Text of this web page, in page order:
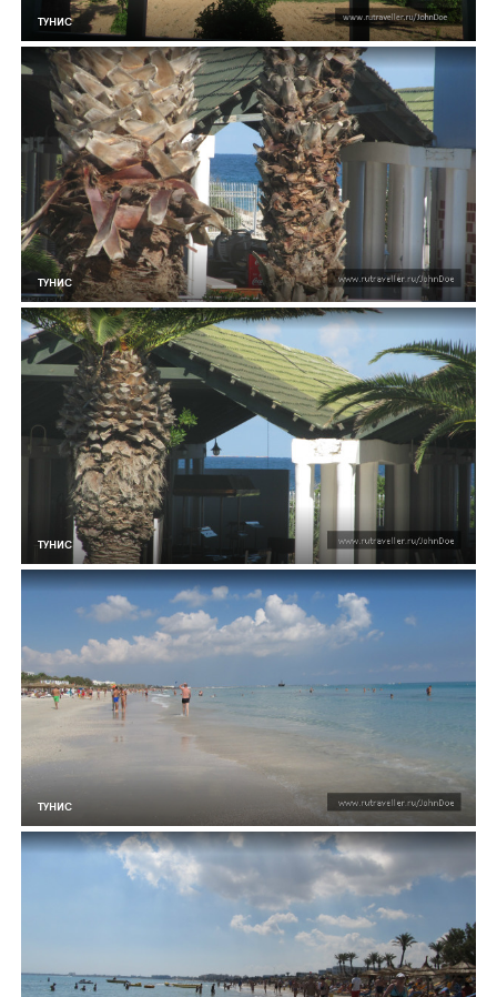
ТУНИС
ТУНИС
ТУНИС
ТУНИС